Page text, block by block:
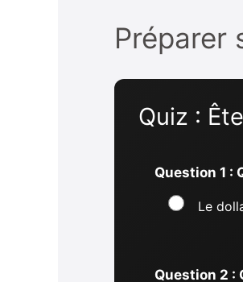
Préparer
Quiz :
Question 1 :
Le
Question 2 :